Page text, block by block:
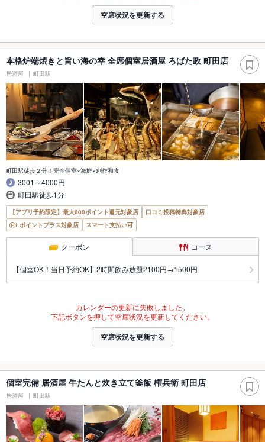
空席状況を更新する
本格炉端焼きと旨い海の幸 全席個室居酒屋 ろばた政 町田店
居酒屋 町田駅
町田駅徒歩２分！完全個室×海鮮×創作和食
3001～4000円
町田駅徒歩1分
【アプリ予約限定】最大800ポイント還元対象店
口コミ投稿特典対象店
ポイントプラス対象店
スマート支払い可
クーポン コース
【個室OK！当日予約OK】2時間飲み放題2100円→1500円
カレンダーの更新に失敗しました。
下記ボタンを押して空席状況を更新してください。
空席状況を更新する
個室完備 居酒屋 牛たんと炊き立て釜飯 権兵衛 町田店
居酒屋 町田駅